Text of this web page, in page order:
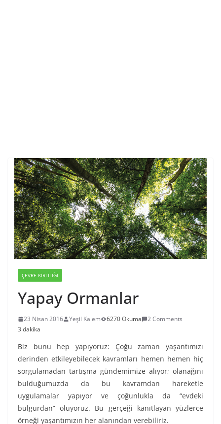
ÇEVRE KIRLILIĞI
Yapay Ormanlar
23 Nisan 2016 Yeşil Kalem 6270 Okuma
2 Comments
3 dakika
Biz bunu hep yapıyoruz: Çoğu zaman yaşantımızı
derinden etkileyebilecek kavramları hemen hemen hiç
sorgulamadan tartışma gündemimize alıyor; olanağını
bulduğumuzda da bu kavramdan hareketle
uygulamalar yapıyor ve çoğunlukla da “evdeki
bulgurdan” oluyoruz. Bu gerçeği kanıtlayan yüzlerce
örneği yaşantımızın her alanından verebiliriz.